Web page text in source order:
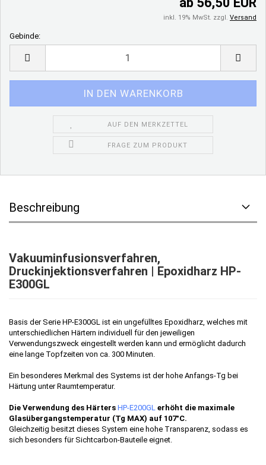
inkl. 19% MwSt. zzgl. Versand
Gebinde:
AUF DEN MERKZETTEL
FRAGE ZUM PRODUKT
Beschreibung
Vakuuminfusionsverfahren,
Druckinjektionsverfahren | Epoxidharz HP-
E300GL
Basis der Serie HP-E300GL ist ein ungefülltes Epoxidharz, welches mit
unterschiedlichen Härtern individuell für den jeweiligen
Verwendungszweck eingestellt werden kann und ermöglicht dadurch
eine lange Topfzeiten von ca. 300 Minuten.
Ein besonderes Merkmal des Systems ist der hohe Anfangs-Tg bei
Härtung unter Raumtemperatur.
Die Verwendung des Härters HP-E200GL erhöht die maximale
Glasübergangstemperatur (Tg MAX) auf 107°C.
Gleichzeitig besitzt dieses System eine hohe Transparenz, sodass es
sich besonders für Sichtcarbon-Bauteile eignet.